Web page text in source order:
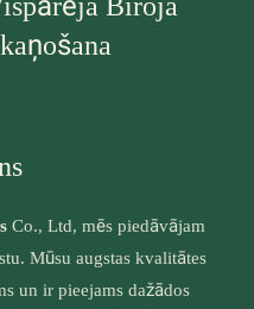
Co., Ltd, mēs piedāvājam
Mūsu augstas kvalitātes
un ir pieejams dažādos